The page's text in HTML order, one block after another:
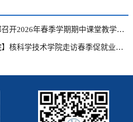
年春季学期期中课堂教学调研暨核产业特岗师生座谈会
术学院走访春季促就业攻坚行动专场招聘会核类用人单位